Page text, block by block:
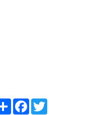
Twitter